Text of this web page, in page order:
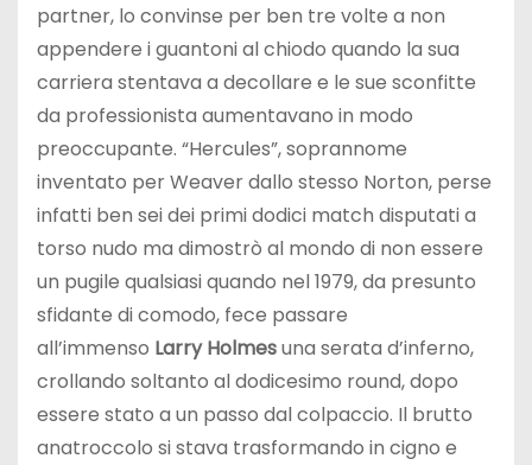
partner, lo convinse per ben tre volte a non
appendere i guantoni al chiodo quando la sua
carriera stentava a decollare e le sue sconfitte
da professionista aumentavano in modo
preoccupante. “Hercules”, soprannome
inventato per Weaver dallo stesso Norton, perse
infatti ben sei dei primi dodici match disputati a
torso nudo ma dimostrò al mondo di non essere
un pugile qualsiasi quando nel 1979, da presunto
sfidante di comodo, fece passare
all’immenso Larry Holmesuna serata d’inferno,
crollando soltanto al dodicesimo round, dopo
essere stato a un passo dal colpaccio. Il brutto
anatroccolo si stava trasformando in cigno e